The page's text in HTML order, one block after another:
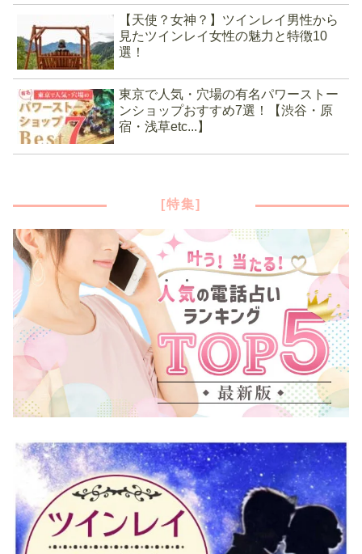
【天使？女神？】ツインレイ男性から
見たツインレイ女性の魅力と特徴10
選！
東京で人気・穴場の有名パワーストー
ンショップおすすめ7選！【渋谷・原
宿・浅草etc...】
[特集]